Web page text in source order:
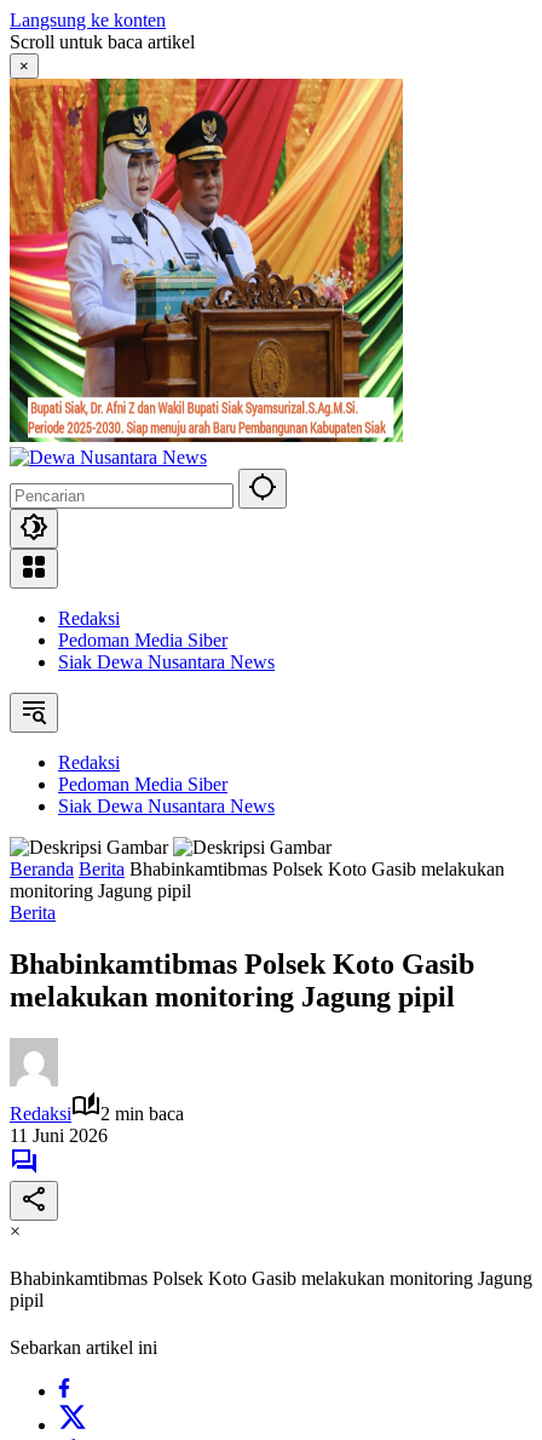
Langsung ke konten
Scroll untuk baca artikel
×
Redaksi
Pedoman Media Siber
Siak Dewa Nusantara News
Redaksi
Pedoman Media Siber
Siak Dewa Nusantara News
Beranda Berita Bhabinkamtibmas Polsek Koto Gasib melakukan
monitoring Jagung pipil
Berita
Bhabinkamtibmas Polsek Koto Gasib
melakukan monitoring Jagung pipil
Redaksi
2 min baca
11 Juni 2026
×
Bhabinkamtibmas Polsek Koto Gasib melakukan monitoring Jagung
pipil
Sebarkan artikel ini